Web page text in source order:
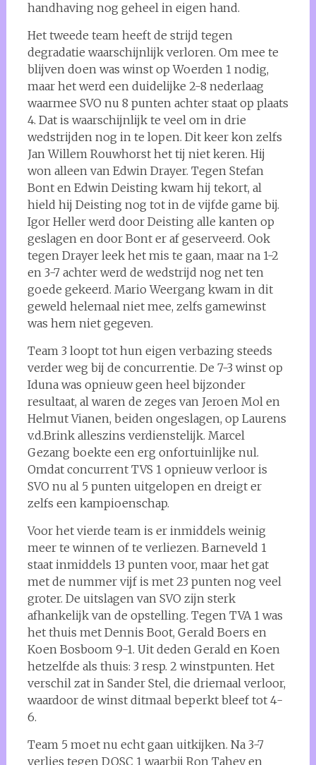
handhaving nog geheel in eigen hand.
Het tweede team heeft de strijd tegen
degradatie waarschijnlijk verloren. Om mee te
blijven doen was winst op Woerden 1 nodig,
maar het werd een duidelijke 2-8 nederlaag
waarmee SVO nu 8 punten achter staat op plaats
4. Dat is waarschijnlijk te veel om in drie
wedstrijden nog in te lopen. Dit keer kon zelfs
Jan Willem Rouwhorst het tij niet keren. Hij
won alleen van Edwin Drayer. Tegen Stefan
Bont en Edwin Deisting kwam hij tekort, al
hield hij Deisting nog tot in de vijfde game bij.
Igor Heller werd door Deisting alle kanten op
geslagen en door Bont er af geserveerd. Ook
tegen Drayer leek het mis te gaan, maar na 1-2
en 3-7 achter werd de wedstrijd nog net ten
goede gekeerd. Mario Weergang kwam in dit
geweld helemaal niet mee, zelfs gamewinst
was hem niet gegeven.
Team 3 loopt tot hun eigen verbazing steeds
verder weg bij de concurrentie. De 7-3 winst op
Iduna was opnieuw geen heel bijzonder
resultaat, al waren de zeges van Jeroen Mol en
Helmut Vianen, beiden ongeslagen, op Laurens
v.d.Brink alleszins verdienstelijk. Marcel
Gezang boekte een erg onfortuinlijke nul.
Omdat concurrent TVS 1 opnieuw verloor is
SVO nu al 5 punten uitgelopen en dreigt er
zelfs een kampioenschap.
Voor het vierde team is er inmiddels weinig
meer te winnen of te verliezen. Barneveld 1
staat inmiddels 13 punten voor, maar het gat
met de nummer vijf is met 23 punten nog veel
groter. De uitslagen van SVO zijn sterk
afhankelijk van de opstelling. Tegen TVA 1 was
het thuis met Dennis Boot, Gerald Boers en
Koen Bosboom 9-1. Uit deden Gerald en Koen
hetzelfde als thuis: 3 resp. 2 winstpunten. Het
verschil zat in Sander Stel, die driemaal verloor,
waardoor de winst ditmaal beperkt bleef tot 4-
6.
Team 5 moet nu echt gaan uitkijken. Na 3-7
verlies tegen DOSC 1 waarbij Ron Tahey en